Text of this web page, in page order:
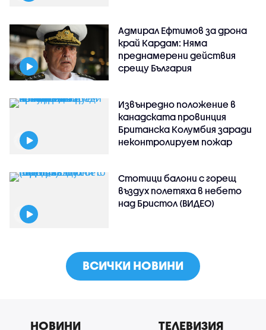
Адмирал Ефтимов за дрона
край Кардам: Няма
преднамерени действия
срещу България
Извънредно положение в
канадската провинция
Британска Колумбия заради
неконтролируем пожар
Стотици балони с горещ
въздух полетяха в небето
над Бристол (ВИДЕО)
ВСИЧКИ НОВИНИ
НОВИНИ ТЕЛЕВИЗИЯ